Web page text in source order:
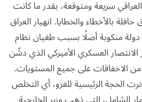
سريعة ومتوقعة، بقدر ما كانت
حافلة بالأخطاء والخطايا. انهيار العراق
منكوبة أصلًا بسبب طغيان نظام
العسكري الأميركي الذي دشّن
الاخفاقات على جميع المستويات.
الحجة الرئيسية للغزو، أي التخلص